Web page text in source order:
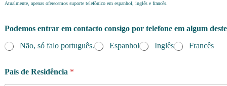
Atualmente, apenas oferecemos suporte telefónico em espanhol, inglês e francês.
Podemos entrar em contacto consigo por telefone em algum
Não, só falo português.
Espanhol Inglês Francês
País de Residência *